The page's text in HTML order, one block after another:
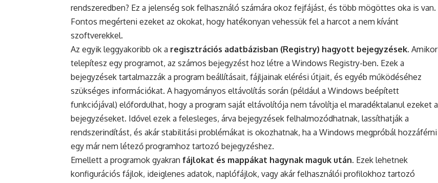
rendszeredben? Ez a jelenség sok felhasználó számára okoz fejfájást, és több mögöttes oka is van.
Fontos megérteni ezeket az okokat, hogy hatékonyan vehessük fel a harcot a nem kívánt
szoftverekkel.
Az egyik leggyakoribb ok a regisztrációs adatbázisban (Registry) hagyott bejegyzések. Amikor
telepítesz egy programot, az számos bejegyzést hoz létre a Windows Registry-ben. Ezek a
bejegyzések tartalmazzák a program beállításait, fájljainak elérési útjait, és egyéb működéséhez
szükséges információkat. A hagyományos eltávolítás során (például a Windows beépített
funkciójával) előfordulhat, hogy a program saját eltávolítója nem távolítja el maradéktalanul ezeket a
bejegyzéseket. Idővel ezek a felesleges, árva bejegyzések felhalmozódhatnak, lassíthatják a
rendszerindítást, és akár stabilitási problémákat is okozhatnak, ha a Windows megpróbál hozzáférni
egy már nem létező programhoz tartozó bejegyzéshez.
Emellett a programok gyakran fájlokat és mappákat hagynak maguk után. Ezek lehetnek
konfigurációs fájlok, ideiglenes adatok, naplófájlok, vagy akár felhasználói profilokhoz tartozó